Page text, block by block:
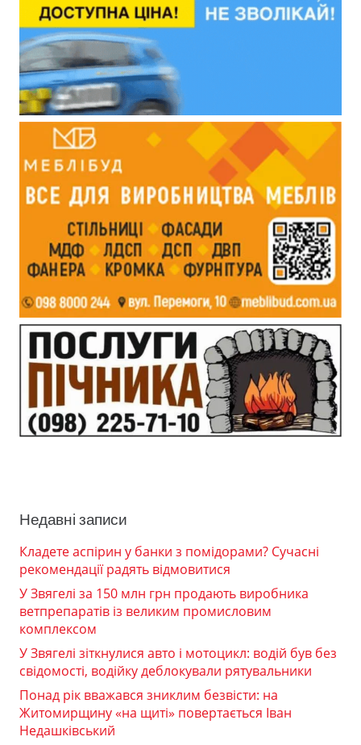
Недавні записи
Кладете аспірин у банки з помідорами? Сучасні
рекомендації радять відмовитися
У Звягелі за 150 млн грн продають виробника
ветпрепаратів із великим промисловим
комплексом
У Звягелі зіткнулися авто і мотоцикл: водій був без
свідомості, водійку деблокували рятувальники
Понад рік вважався зниклим безвісти: на
Житомирщину «на щиті» повертається Іван
Недашківський